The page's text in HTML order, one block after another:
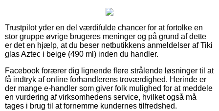
Trustpilot yder en del værdifulde chancer for at fortolke en
stor gruppe øvrige brugeres meninger og på grund af dette
er det en hjælp, at du beser netbutikkens anmeldelser af Tiki
glas Aztec i beige (490 ml) inden du handler.
Facebook forærer dig lignende flere strålende løsninger til at
få indtryk af online forhandlerens troværdighed. Herinde er
der mange e-handler som giver folk mulighed for at meddele
en vurdering af virksomhedens service, hvilket også må
tages i brug til at fornemme kundernes tilfredshed.